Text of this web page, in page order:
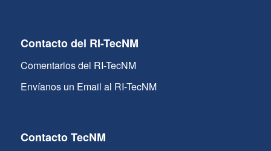
Contacto del RI-TecNM
Comentarios del RI-TecNM
Envíanos un Email al RI-TecNM
Contacto TecNM